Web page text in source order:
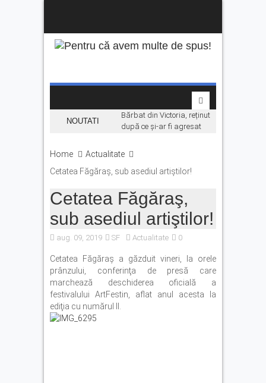
NOUTATI
Bărbat din Victoria, reținut
după ce și-ar fi agresat
zile
Se fac angajări pe șantierul
Makyol DJ104B. Ce se
La Făgăraș, lumina
rămâne aprinsă datorită
investițiilor în energie.
„Economisim deja de ani de
Autoturism căzut în râul Olt,
la barajul Scoreiu. Șoferul a
reușit să iasă din mașină
Home
Actualitate
Cetatea Făgăraş, sub asediul artiştilor!
Cetatea Făgăraş,
sub asediul artiştilor!
aug. 09, 2019 SF Actualitate 0
Cetatea Făgăraş a găzduit vineri, la orele
prânzului, conferinţa de presă care
marchează deschiderea oficială a
festivalului ArtFestin, aflat anul acesta la
ediţia cu numărul II.